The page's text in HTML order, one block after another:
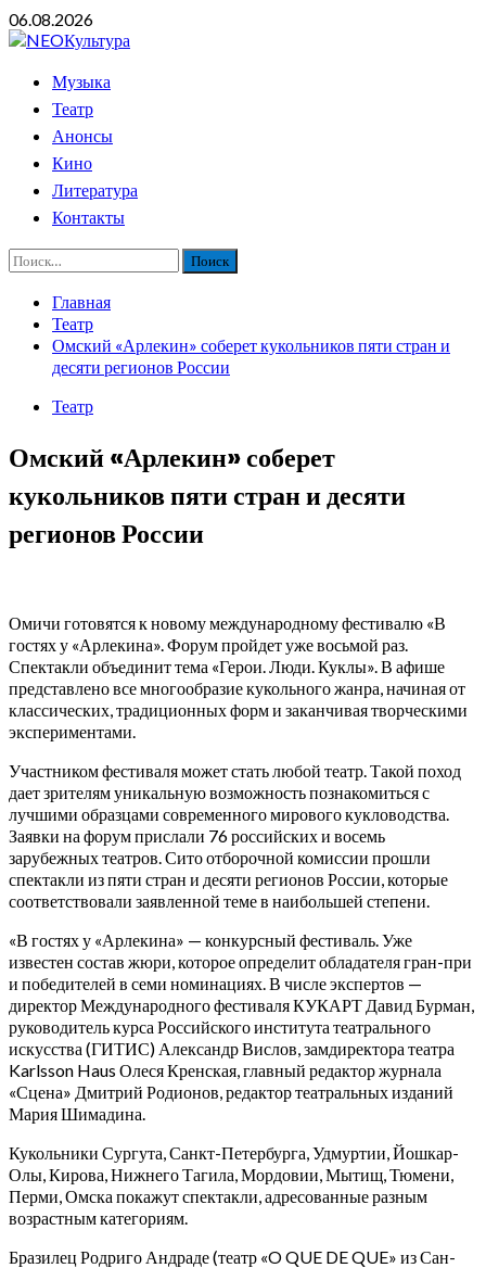
Перейти
к
06.08.2026
ОсновноеМузыка
Театр
Анонсы
Кино
Литература
Контакты
Найти:
Главная
Театр
Омский «Арлекин» соберет кукольников пяти стран и
десяти регионов России
Театр
Омский «Арлекин» соберет
кукольников пяти стран и десяти
регионов России
Омичи готовятся к новому международному фестивалю «В
гостях у «Арлекина». Форум пройдет уже восьмой раз.
Спектакли объединит тема «Герои. Люди. Куклы». В афише
представлено все многообразие кукольного жанра, начиная от
классических, традиционных форм и заканчивая творческими
экспериментами.
Участником фестиваля может стать любой театр. Такой поход
дает зрителям уникальную возможность познакомиться с
лучшими образцами современного мирового кукловодства.
Заявки на форум прислали 76 российских и восемь
зарубежных театров. Сито отборочной комиссии прошли
спектакли из пяти стран и десяти регионов России, которые
соответствовали заявленной теме в наибольшей степени.
«В гостях у «Арлекина» — конкурсный фестиваль. Уже
известен состав жюри, которое определит обладателя гран-при
и победителей в семи номинациях. В числе экспертов —
директор Международного фестиваля КУКАРТ Давид Бурман,
руководитель курса Российского института театрального
искусства (ГИТИС) Александр Вислов, замдиректора театра
Karlsson Haus Олеся Кренская, главный редактор журнала
«Сцена» Дмитрий Родионов, редактор театральных изданий
Мария Шимадина.
Кукольники Сургута, Санкт-Петербурга, Удмуртии, Йошкар-
Олы, Кирова, Нижнего Тагила, Мордовии, Мытищ, Тюмени,
Перми, Омска покажут спектакли, адресованные разным
возрастным категориям.
Бразилец Родриго Андраде (театр «O QUE DE QUE» из Сан-